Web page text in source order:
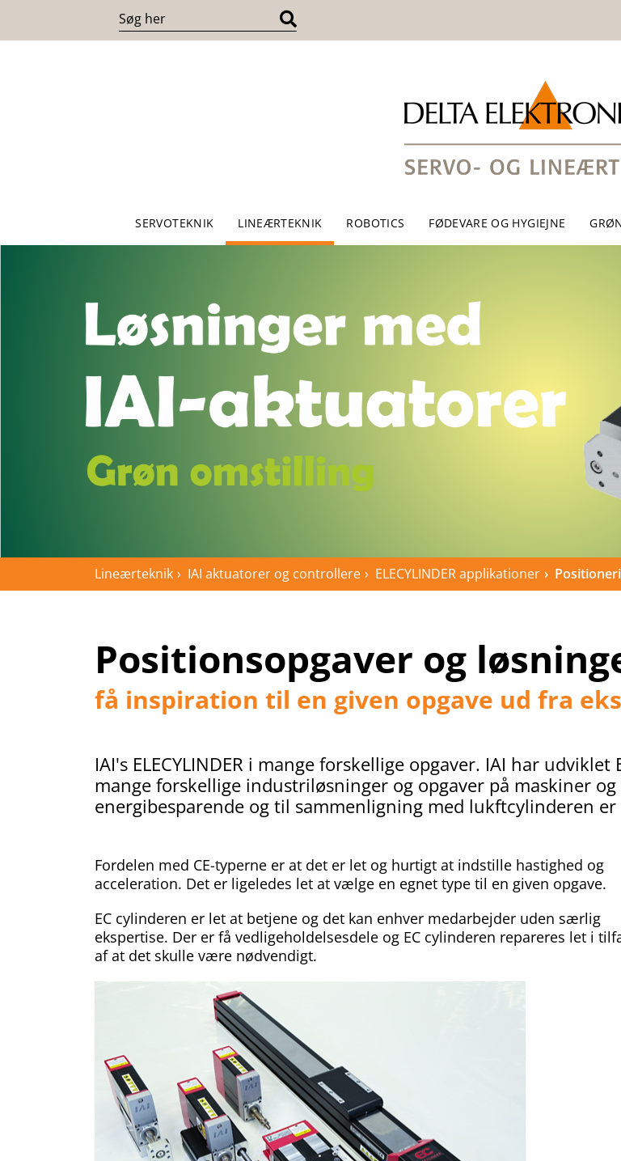
SERVOTEKNIK LINEÆRTEKNIK ROBOTICS FØDEVARE OG HYGIEJNE
Lineærteknik IAI aktuatorer og controllere ELECYLINDER applikationer
Positionsopgaver og
få inspiration til en given opgave ud fra
IAI's ELECYLINDER i mange forskellige opgaver. IAI har
mange forskellige industriløsninger og opgaver på maskiner
energibesparende og til sammenligning med lukftcylinderen
Fordelen med CE-typerne er at det er let og hurtigt at indstille hastighed og
acceleration. Det er ligeledes let at vælge en egnet type til en given opgave.
EC cylinderen er let at betjene og det kan enhver medarbejder uden særlig
ekspertise. Der er få vedligeholdelsesdele og EC cylinderen repareres let i
af at det skulle være nødvendigt.